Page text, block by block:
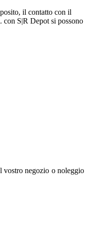
il contatto con il
S|R Depot si possono
vostro negozio o noleggio